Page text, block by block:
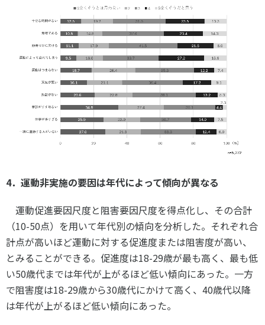
4． 運動非実施の要因は年代によって傾向が異なる
運動促進要因尺度と阻害要因尺度を得点化し、その合計
（10-50点）を用いて年代別の傾向を分析した。それぞれ合
計点が高いほど運動に対する促進度または阻害度が高い、
とみることができる。促進度は18-29歳が最も高く、最も低
い50歳代までは年代が上がるほど低い傾向にあった。一方
で阻害度は18-29歳から30歳代にかけて高く、40歳代以降
は年代が上がるほど低い傾向にあった。